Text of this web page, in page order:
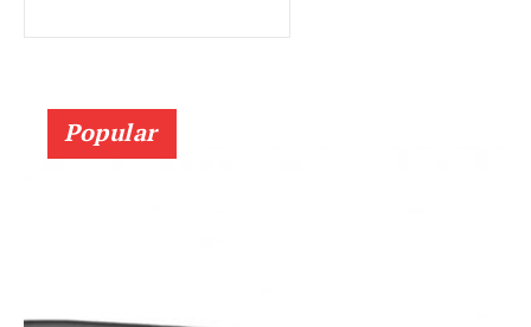
Popular